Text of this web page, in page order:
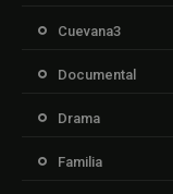
Cuevana3
Documental
Drama
Familia